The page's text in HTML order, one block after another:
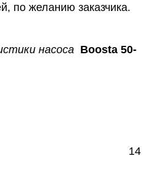
по желанию заказчика.
насоса Boosta 50-
14